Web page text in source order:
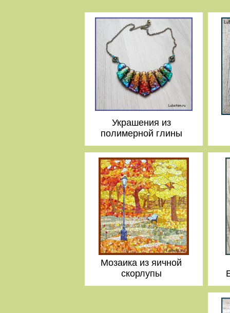
Украшения из
полимерной глины
Мозаика из яичной
скорлупы